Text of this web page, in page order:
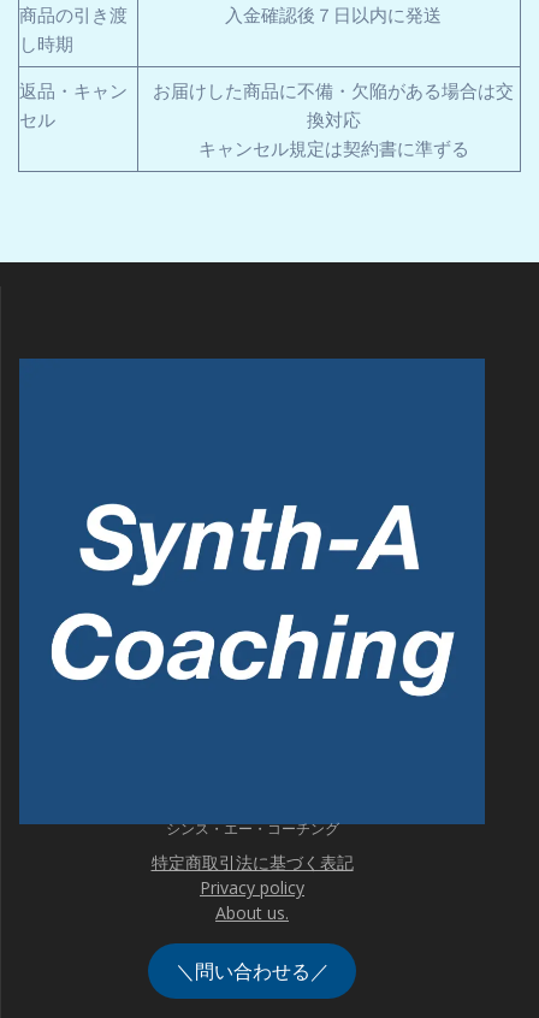
商品の引き渡
し時期
入金確認後７日以内に発送
返品・キャン
セル
お届けした商品に不備・欠陥がある場合は交
換対応
キャンセル規定は契約書に準ずる
シンス・エー・コーチング
特定商取引法に基づく表記
Privacy policy
About us.
＼問い合わせる／